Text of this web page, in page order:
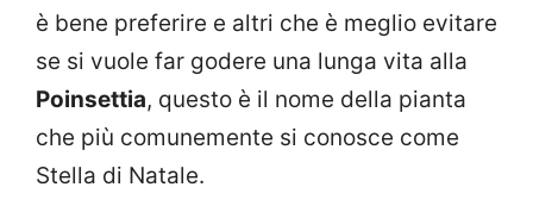
è bene preferire e altri che è meglio evitare
se si vuole far godere una lunga vita alla
Poinsettia, questo è il nome della pianta
che più comunemente si conosce come
Stella di Natale.